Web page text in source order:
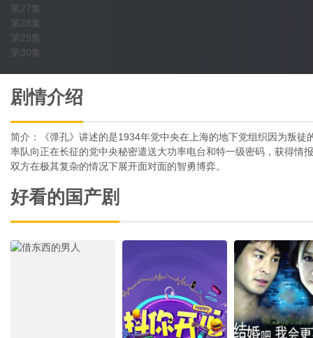
第27集
第28集
第29集
第30集
剧情介绍
简介：《弹孔》讲述的是1934年党中央在上海的地下党组织因为叛
率队向正在长征的党中央秘密遣送大功率电台和特一级密码，获得情
双方在极其复杂的情况下展开面对面的智勇博弈。
好看的国产剧